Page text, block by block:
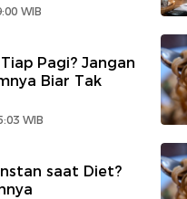
WIB
Pagi? Jangan
Biar Tak
WIB
saat Diet?